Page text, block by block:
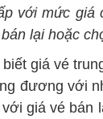
với mức giá
lại hoặc
giá vé
đương với
giá vé bán